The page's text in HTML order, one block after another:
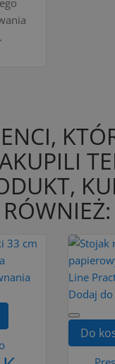
RÓWNIEŻ:
Dodaj
Do